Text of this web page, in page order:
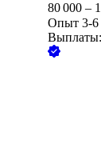
80 000 –
Опыт 3-6
Выплаты: